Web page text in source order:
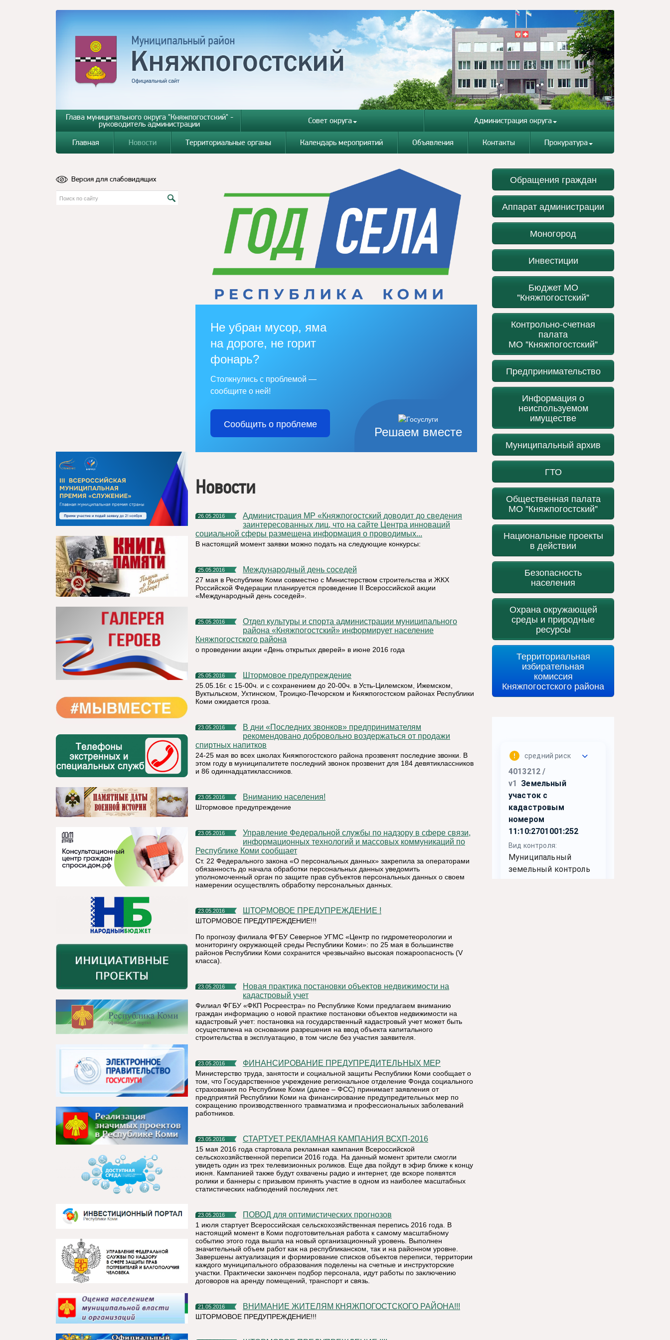
Глава муниципального округа "Княжпогостский" -
руководитель администрации Совет округа Администрация округа
Главная Новости Территориальные органы Календарь мероприятий Объявления Контакты Прокуратура
Версия для слабовидящих
Решаем вместе
Не убран мусор, яма
на дороге, не горит
фонарь?
Столкнулись с проблемой —
сообщите о ней!
Сообщить о проблеме
Новости
26.05.2016
Администрация МР «Княжпогостский доводит до сведения
заинтересованных лиц, что на сайте Центра инноваций
социальной сферы размещена информация о проводимых...
В настоящий момент заявки можно подать на следующие конкурсы:
25.05.2016 Международный день соседей
27 мая в Республике Коми совместно с Министерством строительства и ЖКХ
Российской Федерации планируется проведение II Всероссийской акции
«Международный день соседей».
25.05.2016
Отдел культуры и спорта администрации муниципального
района «Княжпогостский» информирует население
Княжпогостского района
о проведении акции «День открытых дверей» в июне 2016 года
25.05.2016 Штормовое предупреждение
25.05.16г. с 15-00ч. и с сохранением до 20-00ч. в Усть-Цилемском, Ижемском,
Вуктыльском, Ухтинском, Троицко-Печорском и Княжпогостском районах Республики
Коми ожидается гроза.
23.05.2016
В дни «Последних звонков» предпринимателям
рекомендовано добровольно воздержаться от продажи
спиртных напитков
24-25 мая во всех школах Княжпогостского района прозвенят последние звонки. В
этом году в муниципалитете последний звонок прозвенит для 184 девятиклассников
и 86 одиннадцатиклассников.
23.05.2016 Вниманию населения!
Штормовое предупреждение
23.05.2016
Управление Федеральной службы по надзору в сфере связи,
информационных технологий и массовых коммуникаций по
Республике Коми сообщает
Ст. 22 Федерального закона «О персональных данных» закрепила за операторами
обязанность до начала обработки персональных данных уведомить
уполномоченный орган по защите прав субъектов персональных данных о своем
намерении осуществлять обработку персональных данных.
23.05.2016 ШТОРМОВОЕ ПРЕДУПРЕЖДЕНИЕ !
ШТОРМОВОЕ ПРЕДУПРЕЖДЕНИЕ!!!
По прогнозу филиала ФГБУ Северное УГМС «Центр по гидрометеорологии и
мониторингу окружающей среды Республики Коми»: по 25 мая в большинстве
районов Республики Коми сохранится чрезвычайно высокая пожароопасность (V
класса).
23.05.2016
Новая практика постановки объектов недвижимости на
кадастровый учет
Филиал ФГБУ «ФКП Росреестра» по Республике Коми предлагаем вниманию
граждан информацию о новой практике постановки объектов недвижимости на
кадастровый учет: постановка на государственный кадастровый учет может быть
осуществлена на основании разрешения на ввод объекта капитального
строительства в эксплуатацию, в том числе без участия заявителя.
23.05.2016 ФИНАНСИРОВАНИЕ ПРЕДУПРЕДИТЕЛЬНЫХ МЕР
Министерство труда, занятости и социальной защиты Республики Коми сообщает о
том, что Государственное учреждение региональное отделение Фонда социального
страхования по Республике Коми (далее – ФСС) принимает заявления от
предприятий Республики Коми на финансирование предупредительных мер по
сокращению производственного травматизма и профессиональных заболеваний
работников.
23.05.2016 СТАРТУЕТ РЕКЛАМНАЯ КАМПАНИЯ ВСХП-2016
15 мая 2016 года стартовала рекламная кампания Всероссийской
сельскохозяйственной переписи 2016 года. На данный момент зрители смогли
увидеть один из трех телевизионных роликов. Еще два пойдут в эфир ближе к концу
июня. Кампанией также будут охвачены радио и интернет, где вскоре появятся
ролики и баннеры с призывом принять участие в одном из наиболее масштабных
статистических наблюдений последних лет.
23.05.2016 ПОВОД для оптимистических прогнозов
1 июля стартует Всероссийская сельскохозяйственная перепись 2016 года. В
настоящий момент в Коми подготовительная работа к самому масштабному
событию этого года вышла на новый организационный уровень. Выполнен
значительный объем работ как на республиканском, так и на районном уровне.
Завершены актуализация и формирование списков объектов переписи, территории
каждого муниципального образования поделены на счетные и инструкторские
участки. Практически закончен подбор персонала, идут работы по заключению
договоров на аренду помещений, транспорт и связь.
21.05.2016 ВНИМАНИЕ ЖИТЕЛЯМ КНЯЖПОГОСТСКОГО РАЙОНА!!!
ШТОРМОВОЕ ПРЕДУПРЕЖДЕНИЕ!!!
Обращения граждан
Аппарат администрации
Моногород
Инвестиции
Бюджет МО
"Княжпогостский"
Контрольно-счетная
палата
МО "Княжпогостский"
Предпринимательство
Информация о
неиспользуемом
имуществе
Муниципальный архив
ГТО
Общественная палата
МО "Княжпогостский"
Национальные проекты
в действии
Безопасность
населения
Охрана окружающей
среды и природные
ресурсы
Территориальная
избирательная
комиссия
Княжпогостского района